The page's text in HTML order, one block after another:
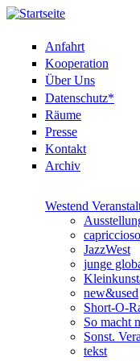
Anfahrt
Kooperation
Über Uns
Datenschutz*
Räume
Presse
Kontakt
Archiv
Westend
capriccioso
JazzWest
junge
new&used
Short-O-
So macht
Sonst.
tekst